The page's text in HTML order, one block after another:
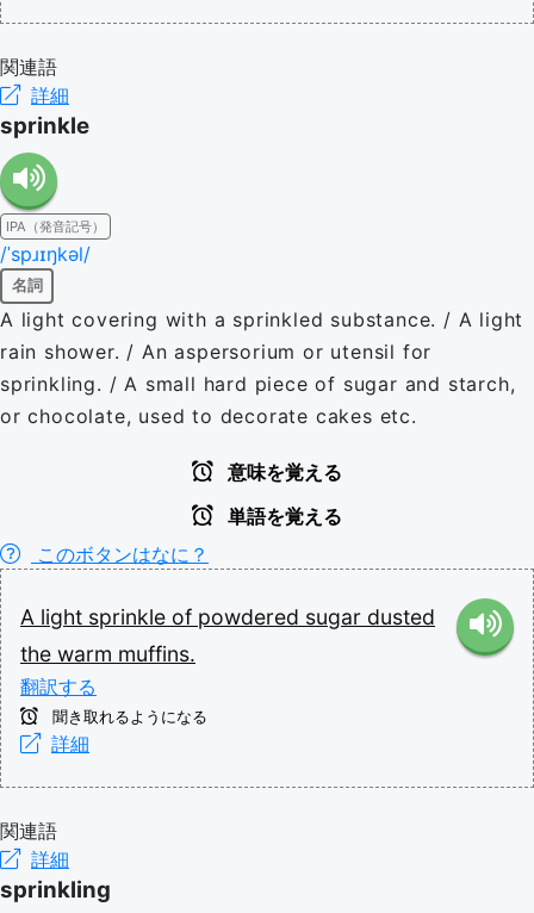
関連語
詳細
sprinkle
IPA（発音記号）
/ˈspɹɪŋkəl/
名詞
A light covering with a sprinkled substance. / A light
rain shower. / An aspersorium or utensil for
sprinkling. / A small hard piece of sugar and starch,
or chocolate, used to decorate cakes etc.
意味を覚える
単語を覚える
このボタンはなに？
A light sprinkle of powdered sugar dusted
the warm muffins.
翻訳する
聞き取れるようになる
詳細
関連語
詳細
sprinkling